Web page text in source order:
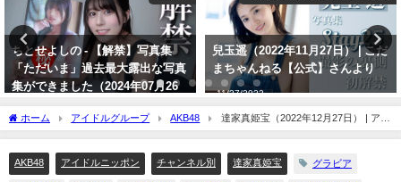
兒玉遥（2022年11月27日） | こだ
まちゃんねる【公式】さんより
11/27/2022
櫻井音乃 写真集PV - 【#櫻井音
乃】21歳、音乃パイセンのオトナ
な挑戦ーOtono Sakurai（2023年
12月20日） | 週プレChannel【集
英社 週刊プレイボーイ公式】さん
より
12/20/2023
ホーム アイドルグループ AKB48
達家真姫宝（2022年12月27日） | アイ
ドルニッポン公式YouTubeチャンネルさんより
AKB48 アイドルニッポン チャンネル別 達家真姫宝 グラビア